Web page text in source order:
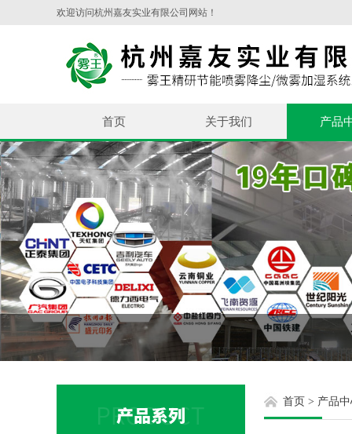
欢迎访问杭州嘉友实业有限公司网站！
首页 关于我们 产品
首页 > 产品